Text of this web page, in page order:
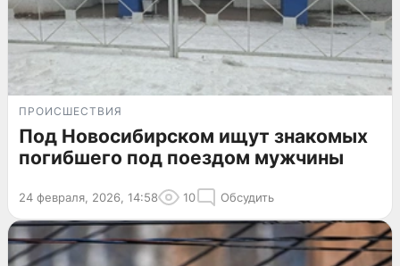
ПРОИСШЕСТВИЯ
Под Новосибирском ищут знакомых
погибшего под поездом мужчины
24 февраля, 2026, 14:58 10 Обсудить